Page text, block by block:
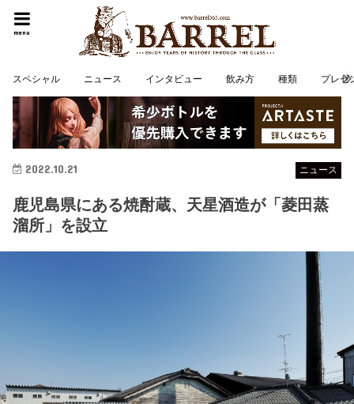
menu
スペシャル ニュース インタビュー 飲み方 種類 プレゼ
ニュース
2022.10.21
鹿児島県にある焼酎蔵、天星酒造が「菱田蒸
溜所」を設立